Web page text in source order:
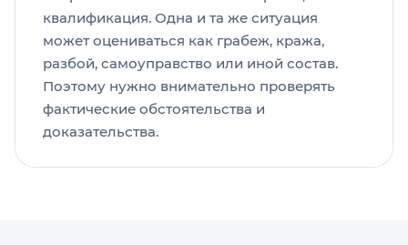
квалификация. Одна и та же ситуация
может оцениваться как грабеж, кража,
разбой, самоуправство или иной состав.
Поэтому нужно внимательно проверять
фактические обстоятельства и
доказательства.